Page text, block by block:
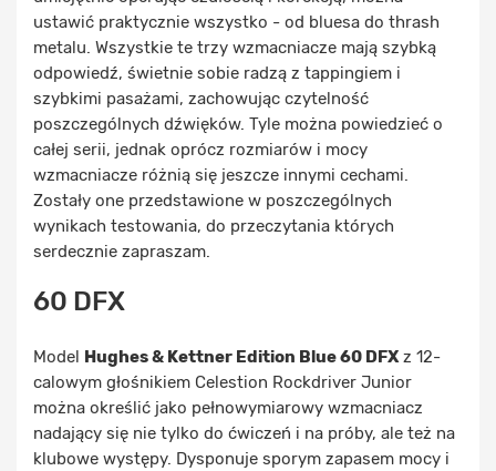
ustawić praktycznie wszystko - od bluesa do thrash
metalu. Wszystkie te trzy wzmacniacze mają szybką
odpowiedź, świetnie sobie radzą z tappingiem i
szybkimi pasażami, zachowując czytelność
poszczególnych dźwięków. Tyle można powiedzieć o
całej serii, jednak oprócz rozmiarów i mocy
wzmacniacze różnią się jeszcze innymi cechami.
Zostały one przedstawione w poszczególnych
wynikach testowania, do przeczytania których
serdecznie zapraszam.
60 DFX
Model Hughes & Kettner Edition Blue 60 DFXz 12-
calowym głośnikiem Celestion Rockdriver Junior
można określić jako pełnowymiarowy wzmacniacz
nadający się nie tylko do ćwiczeń i na próby, ale też na
klubowe występy. Dysponuje sporym zapasem mocy i